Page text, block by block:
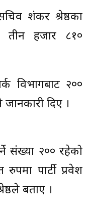
शंकर श्रेष्ठका
तीन हजार ८१०
विभागबाट २००
जानकारी दिए ।
संख्या २०० रहेको
पार्टी प्रवेश
बताए ।